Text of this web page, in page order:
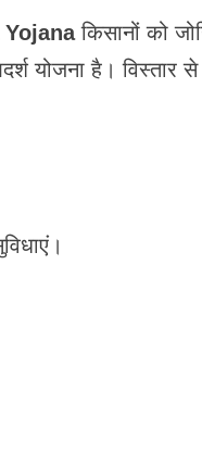
किसानों को
योजना है। विस्तार